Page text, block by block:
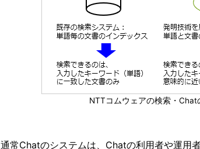
NTTコムウェアの検索・
通常Chatのシステムは、Chatの利用者や運用